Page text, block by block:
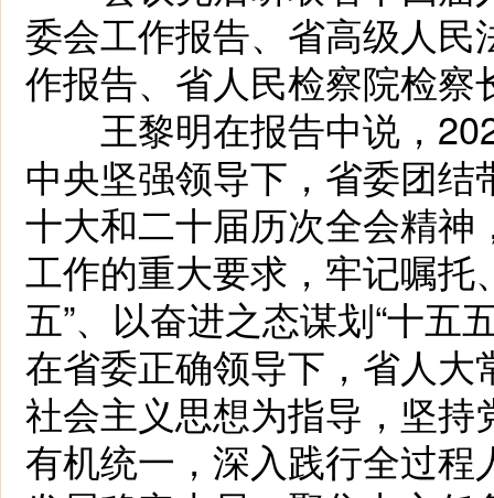
委会工作报告、省高级人
作报告、省人民检察院检
王黎明在报告中说，
中央坚强领导下，省委团
十大和二十届历次全会精
工作的重大要求，牢记嘱托
五”、以奋进之态谋划“十五
在省委正确领导下，省人
社会主义思想为指导，坚
有机统一，深入践行全过